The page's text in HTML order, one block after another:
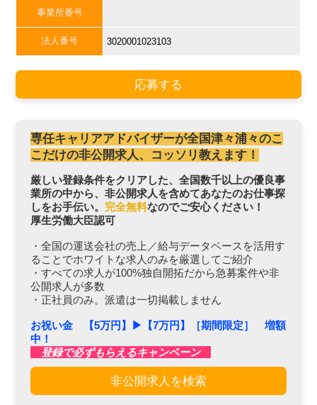
事業所番号
法人番号 3020001023103
応募する
専任キャリアアドバイザーが全国津々浦々のこ
こだけの非公開求人、コッソリ教えます！
厳しい登録条件をクリアした、全国数千以上の優良事
業所の中から、非公開求人を含めてあなたのお仕事探
しをお手伝い。 完全無料なのでご安心ください！
厚生労働大臣認可
・全国の運送会社の売上／給与データベースを活用す
ることでホワイトな求人のみを厳選してご紹介
・すべての求人が100%独自開拓だから急募案件や非
公開求人が多数
・正社員のみ。派遣は一切掲載しません
お祝い金 【5万円】▶︎【7万円】［期間限定］ 増額
中！
登録で必ずもらえるキャンペーン
非公開求人を検索